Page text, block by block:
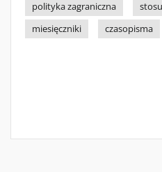
polityka zagraniczna
miesięczniki
czasopisma